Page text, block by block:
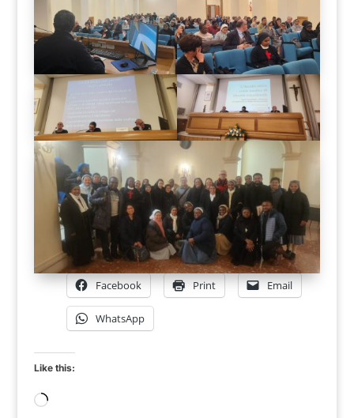
Facebook Print Email
WhatsApp
Like this:
Loading…